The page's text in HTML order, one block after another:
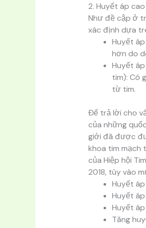
2. Huyết áp
Như đề cập ở
xác định dựa
Huyết
hơn do
Huyết
tim): Có
từ tim.
Để trả lời cho
của những
giới đã được
khoa tim mạch
của Hiệp hội
2018, tùy vào
Huyết
Huyết
Huyết
Tăng